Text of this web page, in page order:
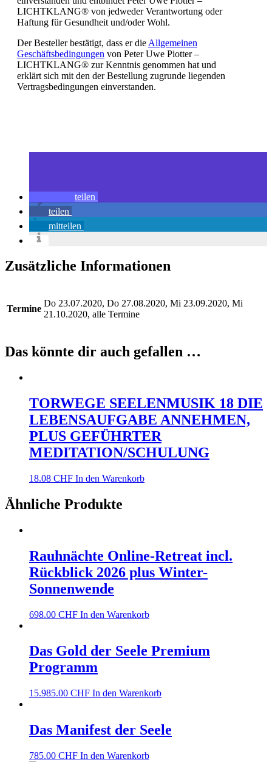
LICHTKLANG® von jedweder Verantwortung oder
Haftung für Gesundheit und/oder Wohl.
Der Besteller bestätigt, dass er die Allgemeinen
Geschäftsbedingungen von Peter Uwe Piotter –
LICHTKLANG® zur Kenntnis genommen hat und
erklärt sich mit den der Bestellung zugrunde liegenden
Vertragsbedingungen einverstanden.
teilen
teilen
mitteilen
Zusätzliche Informationen
Termine
Do 23.07.2020, Do 27.08.2020, Mi 23.09.2020, Mi
21.10.2020, alle Termine
Das könnte dir auch gefallen …
TORWEGE SEELENMUSIK 18 DIE
LEBENSAUFGABE ANNEHMEN,
PLUS GEFÜHRTER
MEDITATION/SCHULUNG
18.08 CHF In den Warenkorb
Ähnliche Produkte
Rauhnächte Online-Retreat incl.
Rückblick 2026 plus Winter-
Sonnenwende
698.00 CHF In den Warenkorb
Das Gold der Seele Premium
Programm
15.985.00 CHF In den Warenkorb
Das Manifest der Seele
785.00 CHF In den Warenkorb